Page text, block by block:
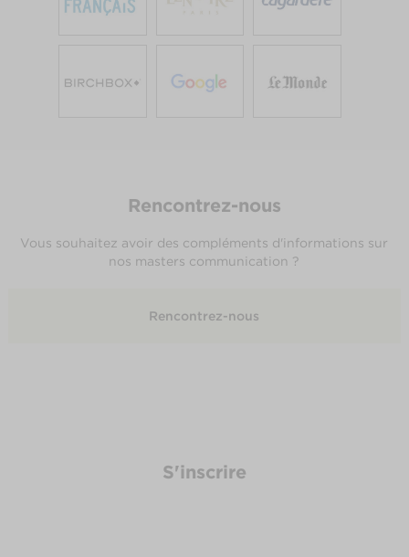
Rencontrez-nous
Vous souhaitez avoir des compléments d'informations sur
nos masters communication ?
Rencontrez-nous
S'inscrire